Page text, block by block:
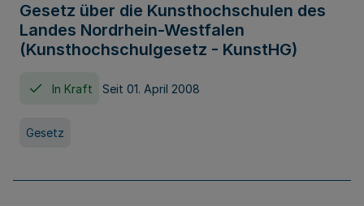
Gesetz über die Kunsthochschulen des
Landes Nordrhein-Westfalen
(Kunsthochschulgesetz - KunstHG)
In Kraft Seit 01. April 2008
Gesetz